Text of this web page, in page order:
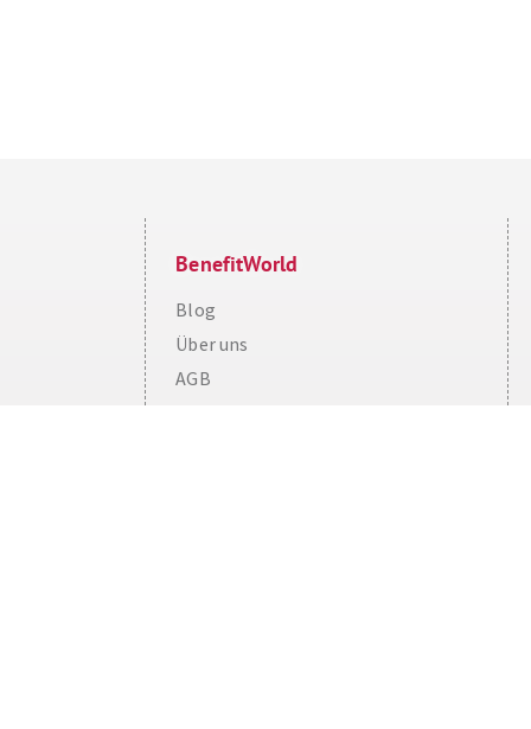
Cookie Consent plugin for the EU cookie
BenefitWorld
Blog
Über uns
AGB